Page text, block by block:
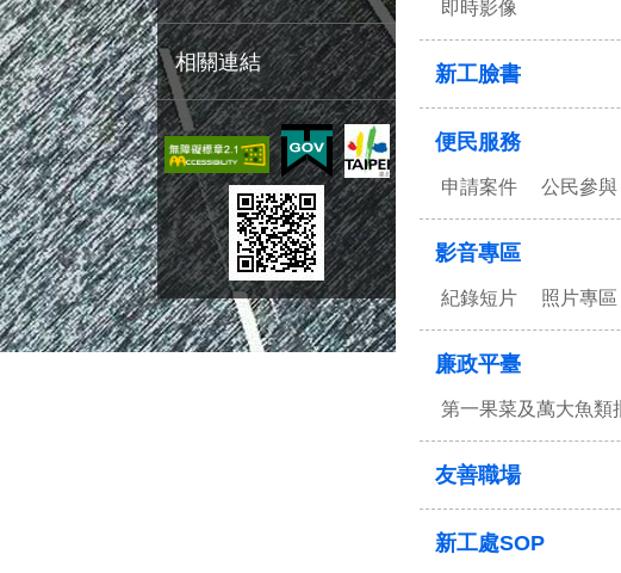
相關連結
即時影像
新工臉書
便民服務
申請案件 公民參與
影音專區
紀錄短片 照片專區
廉政平臺
第一果菜及萬大魚類
友善職場
新工處SOP